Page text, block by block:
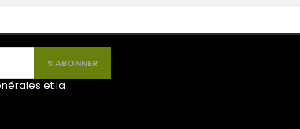
et la